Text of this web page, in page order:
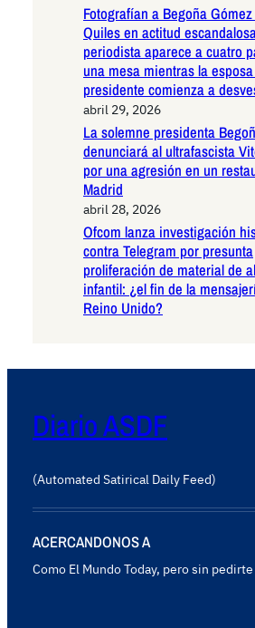
Fotografían a Begoña
Quiles en actitud
periodista aparece a cuatro
una mesa mientras la
presidente comienza a
abril 29, 2026
La solemne presidenta
denunciará al ultrafascista
por una agresión en un
Madrid
abril 28, 2026
Ofcom lanza investigación
contra Telegram por presunta
proliferación de material de
infantil: ¿el fin de la
Reino Unido?
Diario ASDF
(Automated Satirical Daily Feed)
ACERCANDONOS A
Como El Mundo Today, pero sin